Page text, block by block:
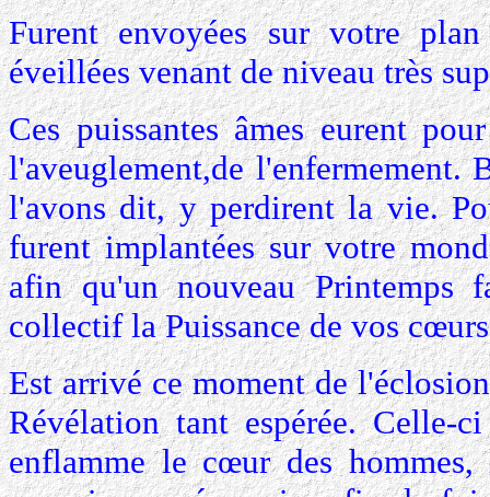
Furent envoyées sur votre
éveillées venant de niveau très
Ces puissantes âmes eurent
l'aveuglement,de l'enfermement.
l'avons dit, y perdirent la vie.
furent implantées sur votre
afin qu'un nouveau Printemps
collectif la Puissance de vos
Est arrivé ce moment de
Révélation tant espérée. Celle-
enflamme le cœur des